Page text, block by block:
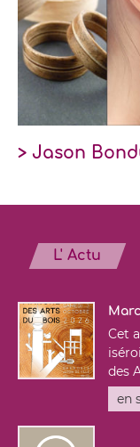
> Jason
L' Actu
Cet
des
en